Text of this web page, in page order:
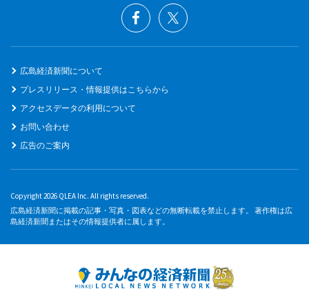
広島経済新聞について
プレスリリース・情報提供はこちらから
アクセスデータの利用について
お問い合わせ
広告のご案内
Copyright 2026 QLEA Inc. All rights reserved.
広島経済新聞に掲載の記事・写真・図表などの無断転載を禁止します。 著作権は広
島経済新聞またはその情報提供者に属します。